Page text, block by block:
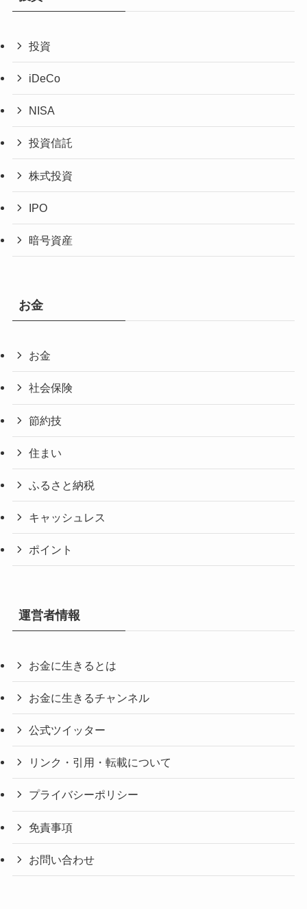
投資
iDeCo
NISA
投資信託
株式投資
IPO
暗号資産
お金
お金
社会保険
節約技
住まい
ふるさと納税
キャッシュレス
ポイント
運営者情報
お金に生きるとは
お金に生きるチャンネル
公式ツイッター
リンク・引用・転載について
プライバシーポリシー
免責事項
お問い合わせ